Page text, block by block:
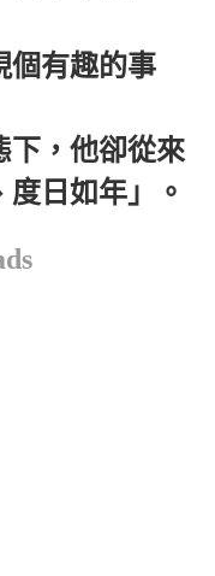
個有趣的事
下，他卻從來
日如年‌‌」。